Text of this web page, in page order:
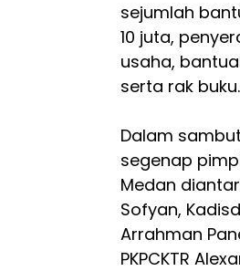
sejumlah
10 juta,
usaha,
serta rak buku.
Dalam
segenap
Medan
Sofyan,
Arrahman
PKPCKTR